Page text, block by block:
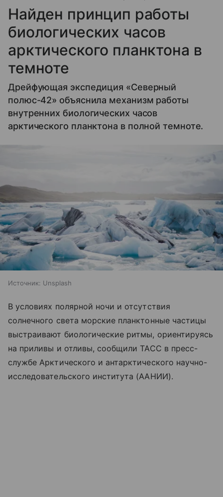
Найден принцип работы
биологических часов
арктического планктона в
темноте
Дрейфующая экспедиция «Северный
полюс-42» объяснила механизм работы
внутренних биологических часов
арктического планктона в полной темноте.
Источник: Unsplash
В условиях полярной ночи и отсутствия
солнечного света морские планктонные частицы
выстраивают биологические ритмы, ориентируясь
на приливы и отливы, сообщили ТАСС в пресс-
службе Арктического и антарктического научно-
исследовательского института (ААНИИ).